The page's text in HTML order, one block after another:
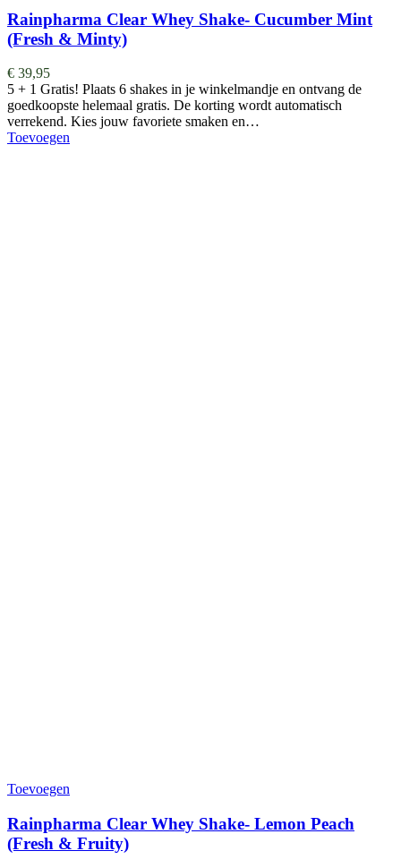
Rainpharma Clear Whey Shake- Cucumber Mint
(Fresh & Minty)
€ 39,95
5 + 1 Gratis! Plaats 6 shakes in je winkelmandje en ontvang de
goedkoopste helemaal gratis. De korting wordt automatisch
verrekend. Kies jouw favoriete smaken en…
Toevoegen
Toevoegen
Rainpharma Clear Whey Shake- Lemon Peach
(Fresh & Fruity)